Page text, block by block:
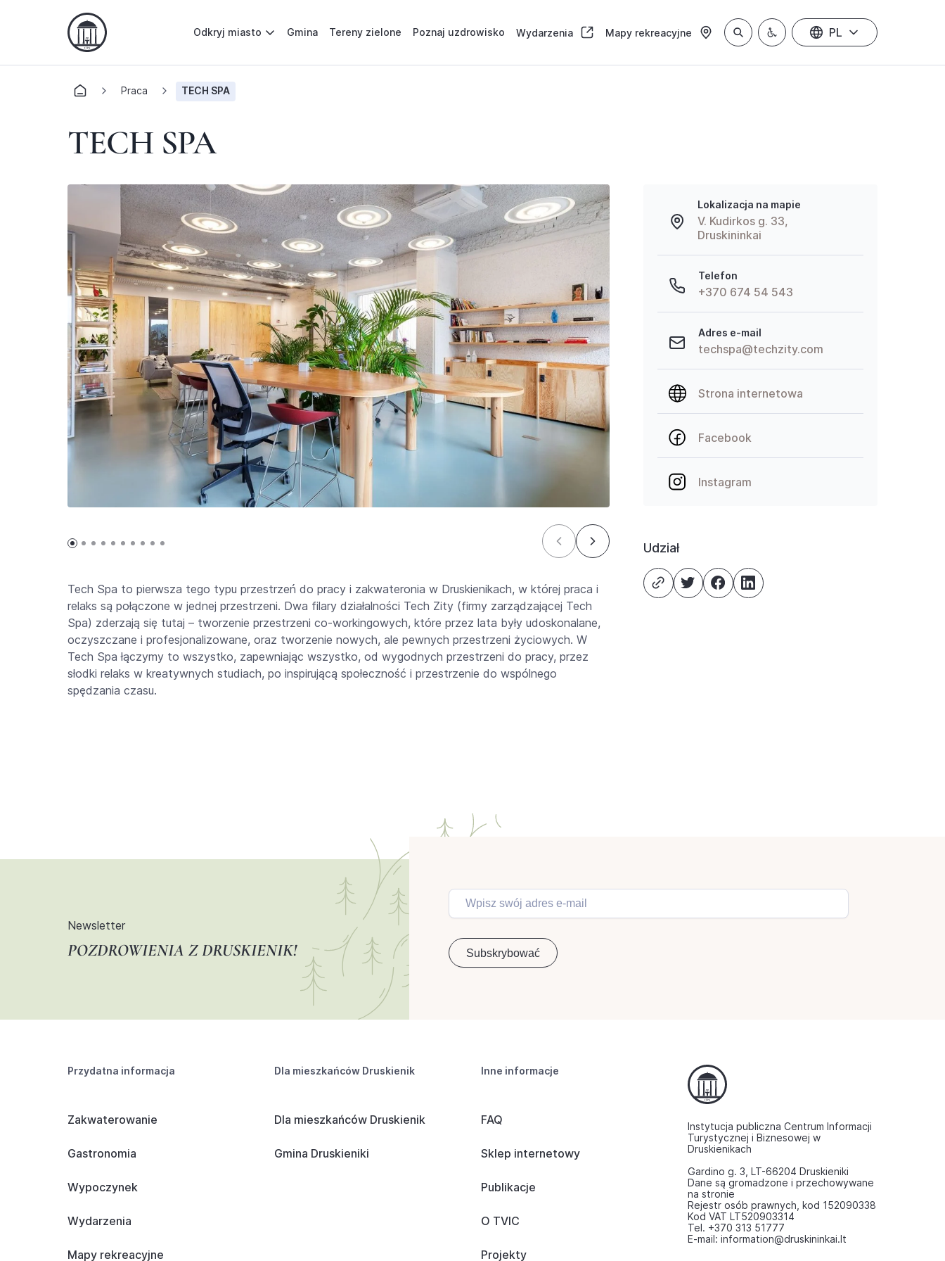
Odkryj miasto Gmina Tereny zielone Poznaj uzdrowisko Wydarzenia Mapy rekreacyjne PL
Praca TECH SPA
TECH SPA
Tech Spa to pierwsza tego typu przestrzeń do pracy i zakwateronia w Druskienikach, w której praca i
relaks są połączone w jednej przestrzeni. Dwa filary działalności Tech Zity (firmy zarządzającej Tech
Spa) zderzają się tutaj – tworzenie przestrzeni co-workingowych, które przez lata były udoskonalane,
oczyszczane i profesjonalizowane, oraz tworzenie nowych, ale pewnych przestrzeni życiowych. W
Tech Spa łączymy to wszystko, zapewniając wszystko, od wygodnych przestrzeni do pracy, przez
słodki relaks w kreatywnych studiach, po inspirującą społeczność i przestrzenie do wspólnego
spędzania czasu.
Lokalizacja na mapie
V. Kudirkos g. 33,
Druskininkai
Telefon
+370 674 54 543
Adres e-mail
techspa@techzity.com
Strona internetowa
Facebook
Instagram
Udział
Newsletter
POZDROWIENIA Z DRUSKIENIK!
Przydatna informacja
Zakwaterowanie
Gastronomia
Wypoczynek
Wydarzenia
Mapy rekreacyjne
Dla mieszkańców Druskienik
Dla mieszkańców Druskienik
Gmina Druskieniki
Inne informacje
FAQ
Sklep internetowy
Publikacje
O TVIC
Projekty
Instytucja publiczna Centrum Informacji
Turystycznej i Biznesowej w
Druskienikach
Gardino g. 3, LT-66204 Druskieniki
Dane są gromadzone i przechowywane
na stronie
Rejestr osób prawnych, kod 152090338
Kod VAT LT520903314
Tel. +370 313 51777
E-mail: information@druskininkai.lt